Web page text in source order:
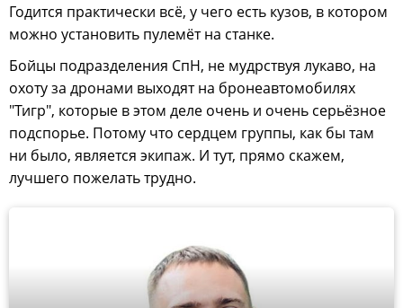
Годится практически всё, у чего есть кузов, в котором
можно установить пулемёт на станке.
Бойцы подразделения СпН, не мудрствуя лукаво, на
охоту за дронами выходят на бронеавтомобилях
"Тигр", которые в этом деле очень и очень серьёзное
подспорье. Потому что сердцем группы, как бы там
ни было, является экипаж. И тут, прямо скажем,
лучшего пожелать трудно.